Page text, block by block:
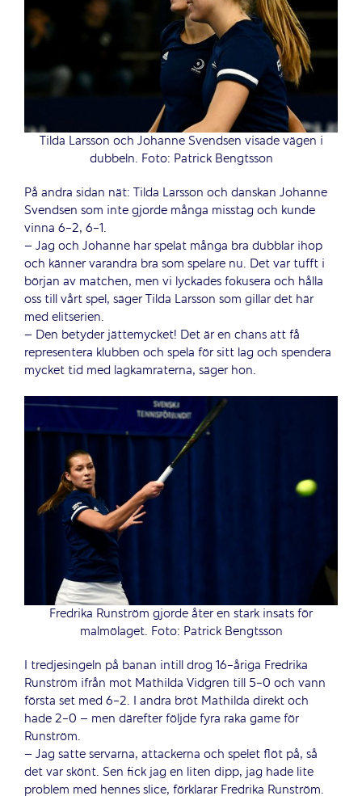
Tilda Larsson och Johanne Svendsen visade vägen i
dubbeln. Foto: Patrick Bengtsson
På andra sidan nät: Tilda Larsson och danskan Johanne
Svendsen som inte gjorde många misstag och kunde
vinna 6-2, 6-1.
– Jag och Johanne har spelat många bra dubblar ihop
och känner varandra bra som spelare nu. Det var tufft i
början av matchen, men vi lyckades fokusera och hålla
oss till vårt spel, säger Tilda Larsson som gillar det här
med elitserien.
– Den betyder jättemycket! Det är en chans att få
representera klubben och spela för sitt lag och spendera
mycket tid med lagkamraterna, säger hon.
Fredrika Runström gjorde åter en stark insats för
malmölaget. Foto: Patrick Bengtsson
I tredjesingeln på banan intill drog 16-åriga Fredrika
Runström ifrån mot Mathilda Vidgren till 5-0 och vann
första set med 6-2. I andra bröt Mathilda direkt och
hade 2-0 – men därefter följde fyra raka game för
Runström.
– Jag satte servarna, attackerna och spelet flöt på, så
det var skönt. Sen fick jag en liten dipp, jag hade lite
problem med hennes slice, förklarar Fredrika Runström.